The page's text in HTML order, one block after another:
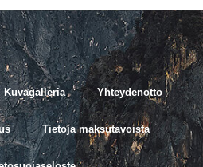
Kuvagalleria Yhteydenotto
Tietoja maksutavoista